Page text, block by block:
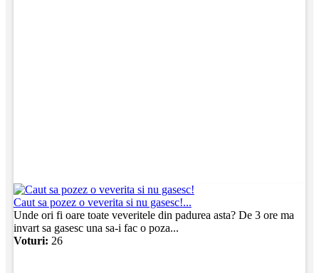
Caut sa pozez o veverita si nu gasesc!...
Unde ori fi oare toate veveritele din padurea asta? De 3 ore ma
invart sa gasesc una sa-i fac o poza...
Voturi: 26